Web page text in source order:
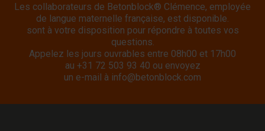
Les collaborateurs de Betonblock® Clémence, employée
de langue maternelle française, est disponible.
sont à votre disposition pour répondre à toutes vos
questions.
Appelez les jours ouvrables entre 08h00 et 17h00
au +31 72 503 93 40 ou envoyez
un e-mail à info@betonblock.com